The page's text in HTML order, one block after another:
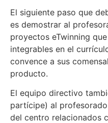
El siguiente paso que
es demostrar al
proyectos eTwinning
integrables en el
convence a sus
producto.
El equipo directivo
partícipe) al
del centro relacionados